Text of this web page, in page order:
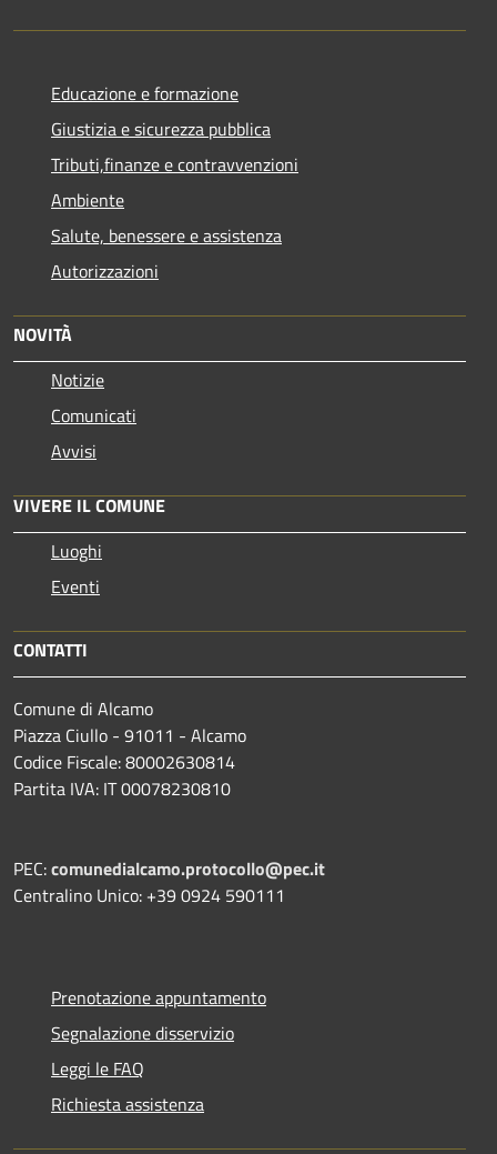
Educazione e formazione
Giustizia e sicurezza pubblica
Tributi,finanze e contravvenzioni
Ambiente
Salute, benessere e assistenza
Autorizzazioni
NOVITÀ
Notizie
Comunicati
Avvisi
VIVERE IL COMUNE
Luoghi
Eventi
CONTATTI
Comune di Alcamo
Piazza Ciullo - 91011 - Alcamo
Codice Fiscale: 80002630814
Partita IVA: IT 00078230810
PEC:comunedialcamo.protocollo@pec.it
Centralino Unico: +39 0924 590111
Prenotazione appuntamento
Segnalazione disservizio
Leggi le FAQ
Richiesta assistenza